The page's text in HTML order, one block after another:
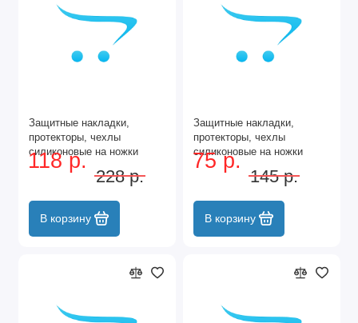
Защитные накладки,
протекторы, чехлы
силиконовые на ножки
стола, стула, комода 30мм
118 р.
228 р.
В корзину
Защитные накладки,
протекторы, чехлы
силиконовые на ножки
стола, стула, комода 30мм
75 р.
145 р.
В корзину